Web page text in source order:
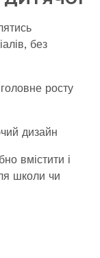
без
росту
дизайн
вмістити і
школи чи